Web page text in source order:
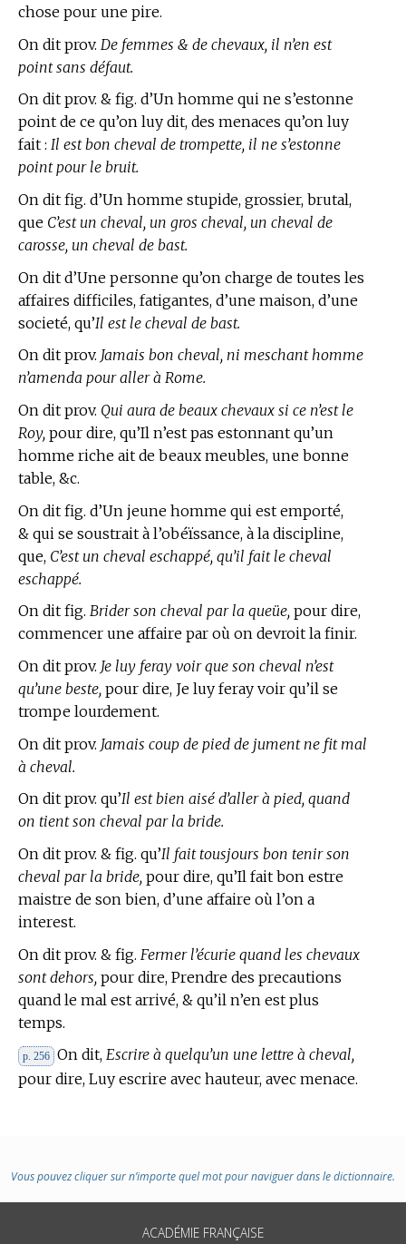
chose pour une pire.
On dit prov. De femmes & de chevaux, il n’en est
point sans défaut.
On dit prov. & fig. d’Un homme qui ne s’estonne
point de ce qu’on luy dit, des menaces qu’on luy
fait : Il est bon cheval de trompette, il ne s’estonne
point pour le bruit.
On dit fig. d’Un homme stupide, grossier, brutal,
que C’est un cheval, un gros cheval, un cheval de
carosse, un cheval de bast.
On dit d’Une personne qu’on charge de toutes les
affaires difficiles, fatigantes, d’une maison, d’une
societé, qu’Il est le cheval de bast.
On dit prov. Jamais bon cheval, ni meschant homme
n’amenda pour aller à Rome.
On dit prov. Qui aura de beaux chevaux si ce n’est le
Roy, pour dire, qu’Il n’est pas estonnant qu’un
homme riche ait de beaux meubles, une bonne
table, &c.
On dit fig. d’Un jeune homme qui est emporté,
& qui se soustrait à l’obéïssance, à la discipline,
que, C’est un cheval eschappé, qu’il fait le cheval
eschappé.
On dit fig. Brider son cheval par la queüe, pour dire,
commencer une affaire par où on devroit la finir.
On dit prov. Je luy feray voir que son cheval n’est
qu’une beste, pour dire, Je luy feray voir qu’il se
trompe lourdement.
On dit prov. Jamais coup de pied de jument ne fit mal
à cheval.
On dit prov. qu’Il est bien aisé d’aller à pied, quand
on tient son cheval par la bride.
On dit prov. & fig. qu’Il fait tousjours bon tenir son
cheval par la bride, pour dire, qu’Il fait bon estre
maistre de son bien, d’une affaire où l’on a
interest.
On dit prov. & fig. Fermer l’écurie quand les chevaux
sont dehors, pour dire, Prendre des precautions
quand le mal est arrivé, & qu’il n’en est plus
temps.
p. 256 On dit, Escrire à quelqu’un une lettre à cheval,
pour dire, Luy escrire avec hauteur, avec menace.
Vous pouvez cliquer sur n’importe quel mot pour naviguer dans le dictionnaire.
ACADÉMIE FRANÇAISE